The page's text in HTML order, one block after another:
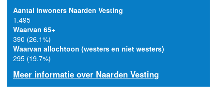
Aantal inwoners Naarden Vesting
1.495
Waarvan 65+
390 (26.1%)
Waarvan allochtoon (westers en niet westers)
295 (19.7%)
Meer informatie over Naarden Vesting